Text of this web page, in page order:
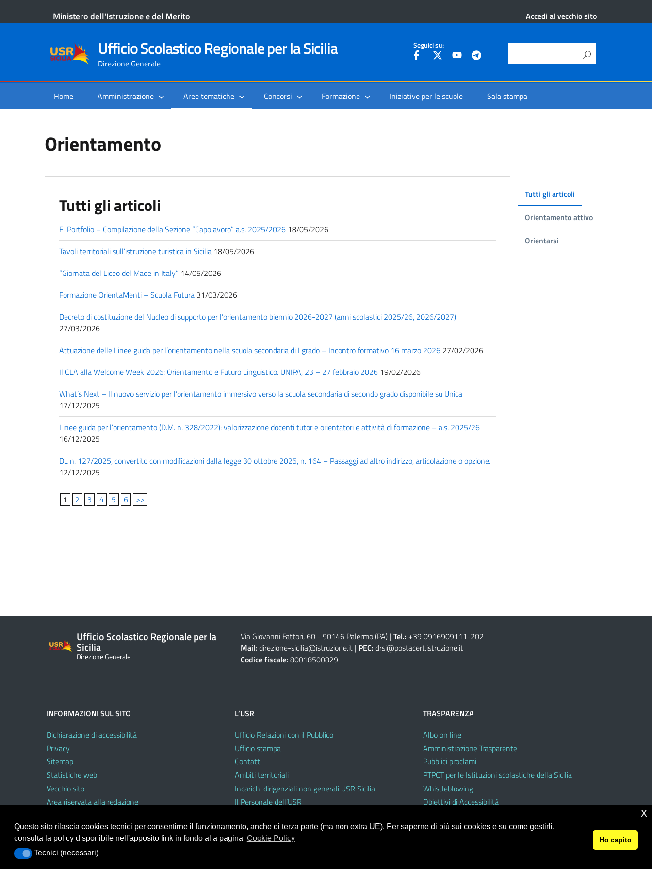
Ministero dell'Istruzione e del Merito Accedi al vecchio sito
Ufficio Scolastico Regionale per la Sicilia
Direzione Generale
Seguici su:
Home Amministrazione Aree tematiche Concorsi Formazione Iniziative per le scuole Sala stampa
Orientamento
Tutti gli articoli
Orientamento attivo
Orientarsi
Tutti gli articoli
E-Portfolio – Compilazione della Sezione “Capolavoro” a.s. 2025/2026 18/05/2026
Tavoli territoriali sull’istruzione turistica in Sicilia 18/05/2026
“Giornata del Liceo del Made in Italy” 14/05/2026
Formazione OrientaMenti – Scuola Futura 31/03/2026
Decreto di costituzione del Nucleo di supporto per l’orientamento biennio 2026-2027 (anni scolastici 2025/26, 2026/2027)
27/03/2026
Attuazione delle Linee guida per l’orientamento nella scuola secondaria di I grado – Incontro formativo 16 marzo 2026 27/02/2026
Il CLA alla Welcome Week 2026: Orientamento e Futuro Linguistico. UNIPA, 23 – 27 febbraio 2026 19/02/2026
What’s Next – Il nuovo servizio per l’orientamento immersivo verso la scuola secondaria di secondo grado disponibile su Unica
17/12/2025
Linee guida per l’orientamento (D.M. n. 328/2022): valorizzazione docenti tutor e orientatori e attività di formazione – a.s. 2025/26
16/12/2025
DL n. 127/2025, convertito con modificazioni dalla legge 30 ottobre 2025, n. 164 – Passaggi ad altro indirizzo, articolazione o opzione.
12/12/2025
1 2 3 4 5 6 >>
Ufficio Scolastico Regionale per la
Sicilia
Direzione Generale
Via Giovanni Fattori, 60 - 90146 Palermo (PA)| Tel.: +39 0916909111-202
Mail: direzione-sicilia@istruzione.it| PEC: drsi@postacert.istruzione.it
Codice fiscale: 80018500829
INFORMAZIONI SUL SITO
Dichiarazione di accessibilità
Privacy
Sitemap
Statistiche web
Vecchio sito
Area riservata alla redazione
L’USR
Ufficio Relazioni con il Pubblico
Ufficio stampa
Contatti
Ambiti territoriali
Incarichi dirigenziali non generali USR Sicilia
Il Personale dell’USR
TRASPARENZA
Albo on line
Amministrazione Trasparente
Pubblici proclami
PTPCT per le Istituzioni scolastiche della Sicilia
Whistleblowing
Obiettivi di Accessibilità
Questo sito rilascia cookies tecnici per consentirne il funzionamento, anche di terza parte (ma non extra UE). Per saperne di più sui cookies e su come gestirli,
consulta la policy disponibile nell'apposito link in fondo alla pagina. Cookie Policy
Tecnici (necessari)
Tecnici (necessari)
Ho capito
x